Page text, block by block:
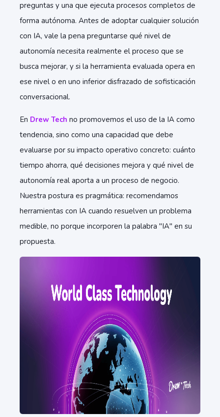
preguntas y una que ejecuta procesos completos de
forma autónoma. Antes de adoptar cualquier solución
con IA, vale la pena preguntarse qué nivel de
autonomía necesita realmente el proceso que se
busca mejorar, y si la herramienta evaluada opera en
ese nivel o en uno inferior disfrazado de sofisticación
conversacional.
En Drew Tech no promovemos el uso de la IA como
tendencia, sino como una capacidad que debe
evaluarse por su impacto operativo concreto: cuánto
tiempo ahorra, qué decisiones mejora y qué nivel de
autonomía real aporta a un proceso de negocio.
Nuestra postura es pragmática: recomendamos
herramientas con IA cuando resuelven un problema
medible, no porque incorporen la palabra "IA" en su
propuesta.